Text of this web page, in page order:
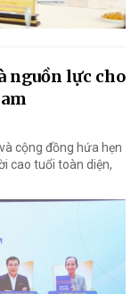
nguồn lực cho
cộng đồng hứa hẹn
cao tuổi toàn diện,